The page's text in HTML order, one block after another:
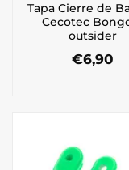
Tapa Cierre de
Cecotec
outsider
€6,90